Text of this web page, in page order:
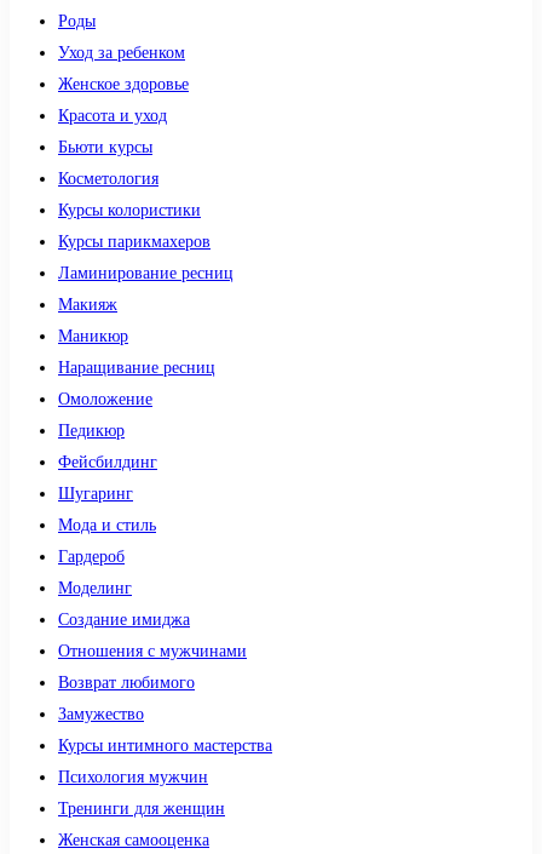
Роды
Уход за ребенком
Женское здоровье
Красота и уход
Бьюти курсы
Косметология
Курсы колористики
Курсы парикмахеров
Ламинирование ресниц
Макияж
Маникюр
Наращивание ресниц
Омоложение
Педикюр
Фейсбилдинг
Шугаринг
Мода и стиль
Гардероб
Моделинг
Создание имиджа
Отношения с мужчинами
Возврат любимого
Замужество
Курсы интимного мастерства
Психология мужчин
Тренинги для женщин
Женская самооценка